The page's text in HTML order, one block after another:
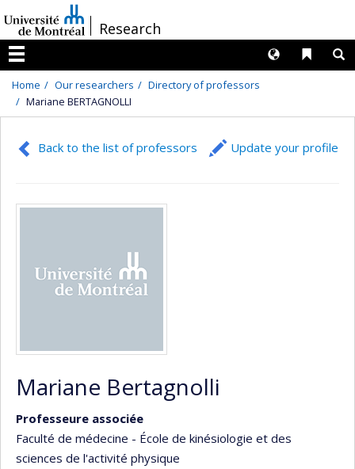
au
contenu
/Research
Menu
Liens
Langues
Home Our researchers
Directory of professors
Mariane BERTAGNOLLI
Back to the list of professors Update your profile
Mariane Bertagnolli
Professeure associée
Faculté de médecine - École de kinésiologie et des
sciences de l'activité physique